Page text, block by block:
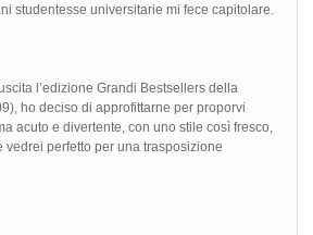
studentesse universitarie mi fece capitolare.
l’edizione Grandi Bestsellers della
ho deciso di approfittarne per proporvi
acuto e divertente, con uno stile così fresco,
vedrei perfetto per una trasposizione